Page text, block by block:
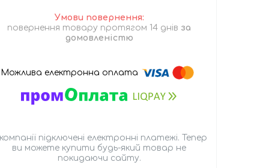
повернення товару протягом 14 днів за
домовленістю
підключені електронні платежі. Тепер
ви можете купити будь-який товар не
покидаючи сайту.